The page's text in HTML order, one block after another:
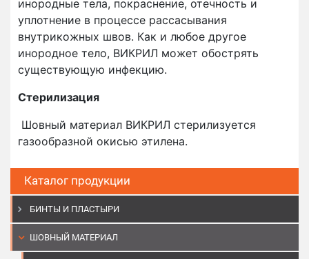
Каталог продукции
БИНТЫ И ПЛАСТЫРИ
ШОВНЫЙ МАТЕРИАЛ
инородные тела, покраснение, отечность и
уплотнение в процессе рассасывания
внутрикожных швов. Как и любое другое
инородное тело, ВИКРИЛ может обострять
существующую инфекцию.
Стерилизация
Шовный материал ВИКРИЛ стерилизуется
газообразной окисью этилена.